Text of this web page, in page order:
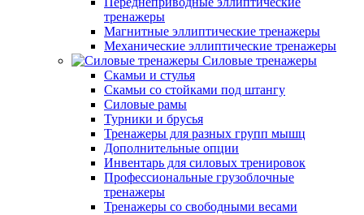
тренажеры
Магнитные эллиптические тренажеры
Механические эллиптические тренажеры
Силовые тренажеры
Скамьи и стулья
Скамьи со стойками под штангу
Силовые рамы
Турники и брусья
Тренажеры для разных групп мышц
Дополнительные опции
Инвентарь для силовых тренировок
Профессиональные грузоблочные
тренажеры
Тренажеры со свободными весами